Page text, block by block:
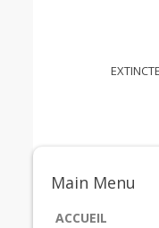
Main Menu
ACCUEIL